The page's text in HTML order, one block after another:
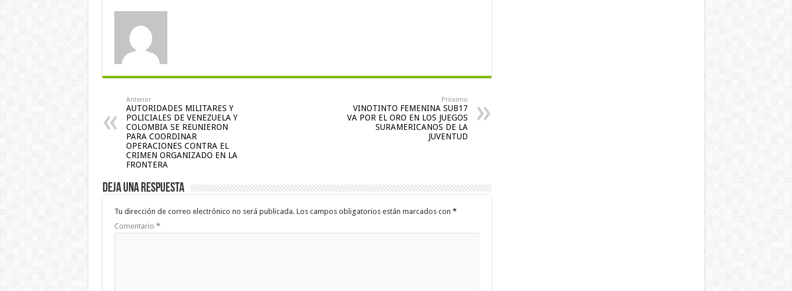
Anterior
AUTORIDADES MILITARES Y
POLICIALES DE VENEZUELA Y
COLOMBIA SE REUNIERON
PARA COORDINAR
OPERACIONES CONTRA EL
CRIMEN ORGANIZADO EN LA
FRONTERA
Próximo
VINOTINTO FEMENINA SUB17
VA POR EL ORO EN LOS JUEGOS
SURAMERICANOS DE LA
JUVENTUD
Deja una respuesta
Tu dirección de correo electrónico no será publicada. Los campos obligatorios están marcados con *
Comentario *